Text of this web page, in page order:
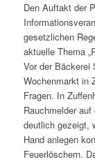
Den Auftakt der
gesetzlichen
aktuelle Thema
Vor der Bäckerei
Wochenmarkt in
Fragen. In
Rauchmelder
deutlich gezeigt,
Hand anlegen
Feuerlöschern.